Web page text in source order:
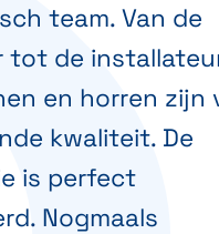
team. Van de
tot de
en horren zijn
kwaliteit. De
is perfect
Nogmaals